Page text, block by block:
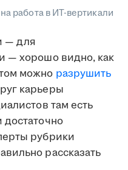
работа в ИТ-вертикали
— для
— хорошо видно, как
можно разрушить
карьеры
там есть
рубрики
рассказать